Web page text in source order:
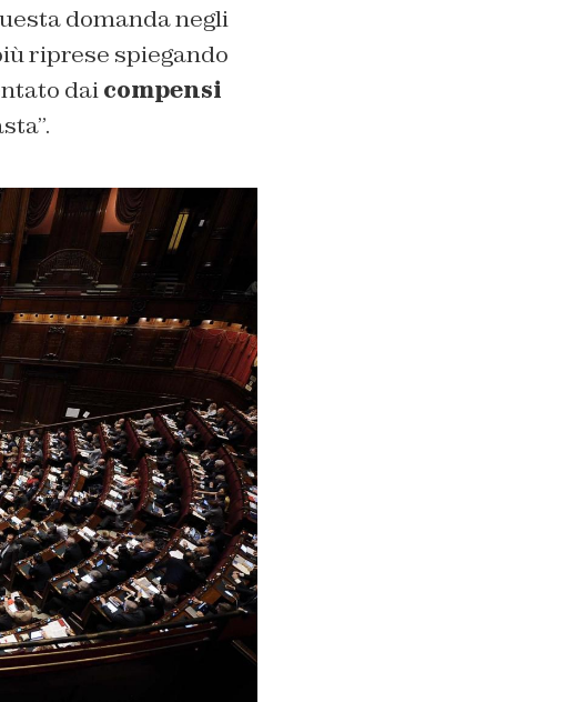
domanda negli
riprese spiegando
daicompensi